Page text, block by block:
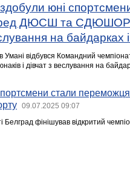
юні
ДЮСШ та СДЮШОР
на байдарках
Умані відбувся Командний
і дівчат з веслування на
спортсмени стали
09.07.2025 09:07
Белград фінішував відкритий